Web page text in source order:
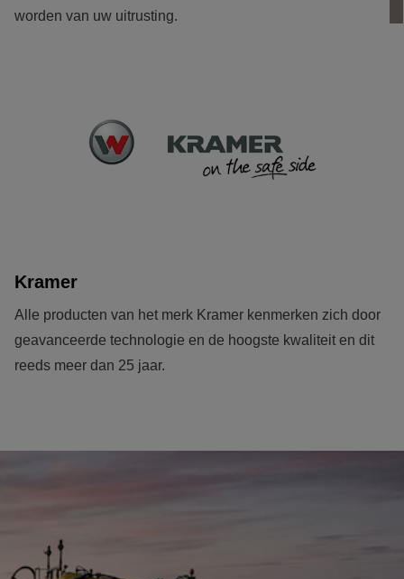
worden van uw uitrusting.
Kramer
Alle producten van het merk Kramer kenmerken zich door
geavanceerde technologie en de hoogste kwaliteit en dit
reeds meer dan 25 jaar.